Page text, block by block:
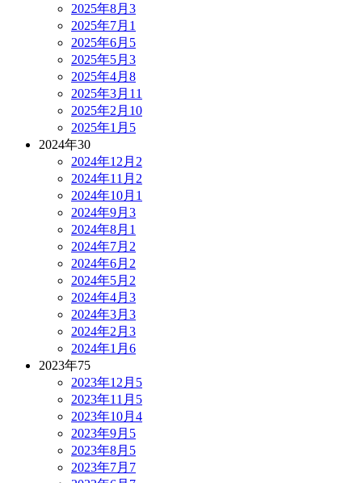
2025年8月 3
2025年7月 1
2025年6月 5
2025年5月 3
2025年4月 8
2025年3月 11
2025年2月 10
2025年1月 5
2024年30
2024年12月 2
2024年11月 2
2024年10月 1
2024年9月 3
2024年8月 1
2024年7月 2
2024年6月 2
2024年5月 2
2024年4月 3
2024年3月 3
2024年2月 3
2024年1月 6
2023年75
2023年12月 5
2023年11月 5
2023年10月 4
2023年9月 5
2023年8月 5
2023年7月 7